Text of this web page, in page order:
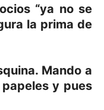
“ya no se
la prima de
Mando a
y pues